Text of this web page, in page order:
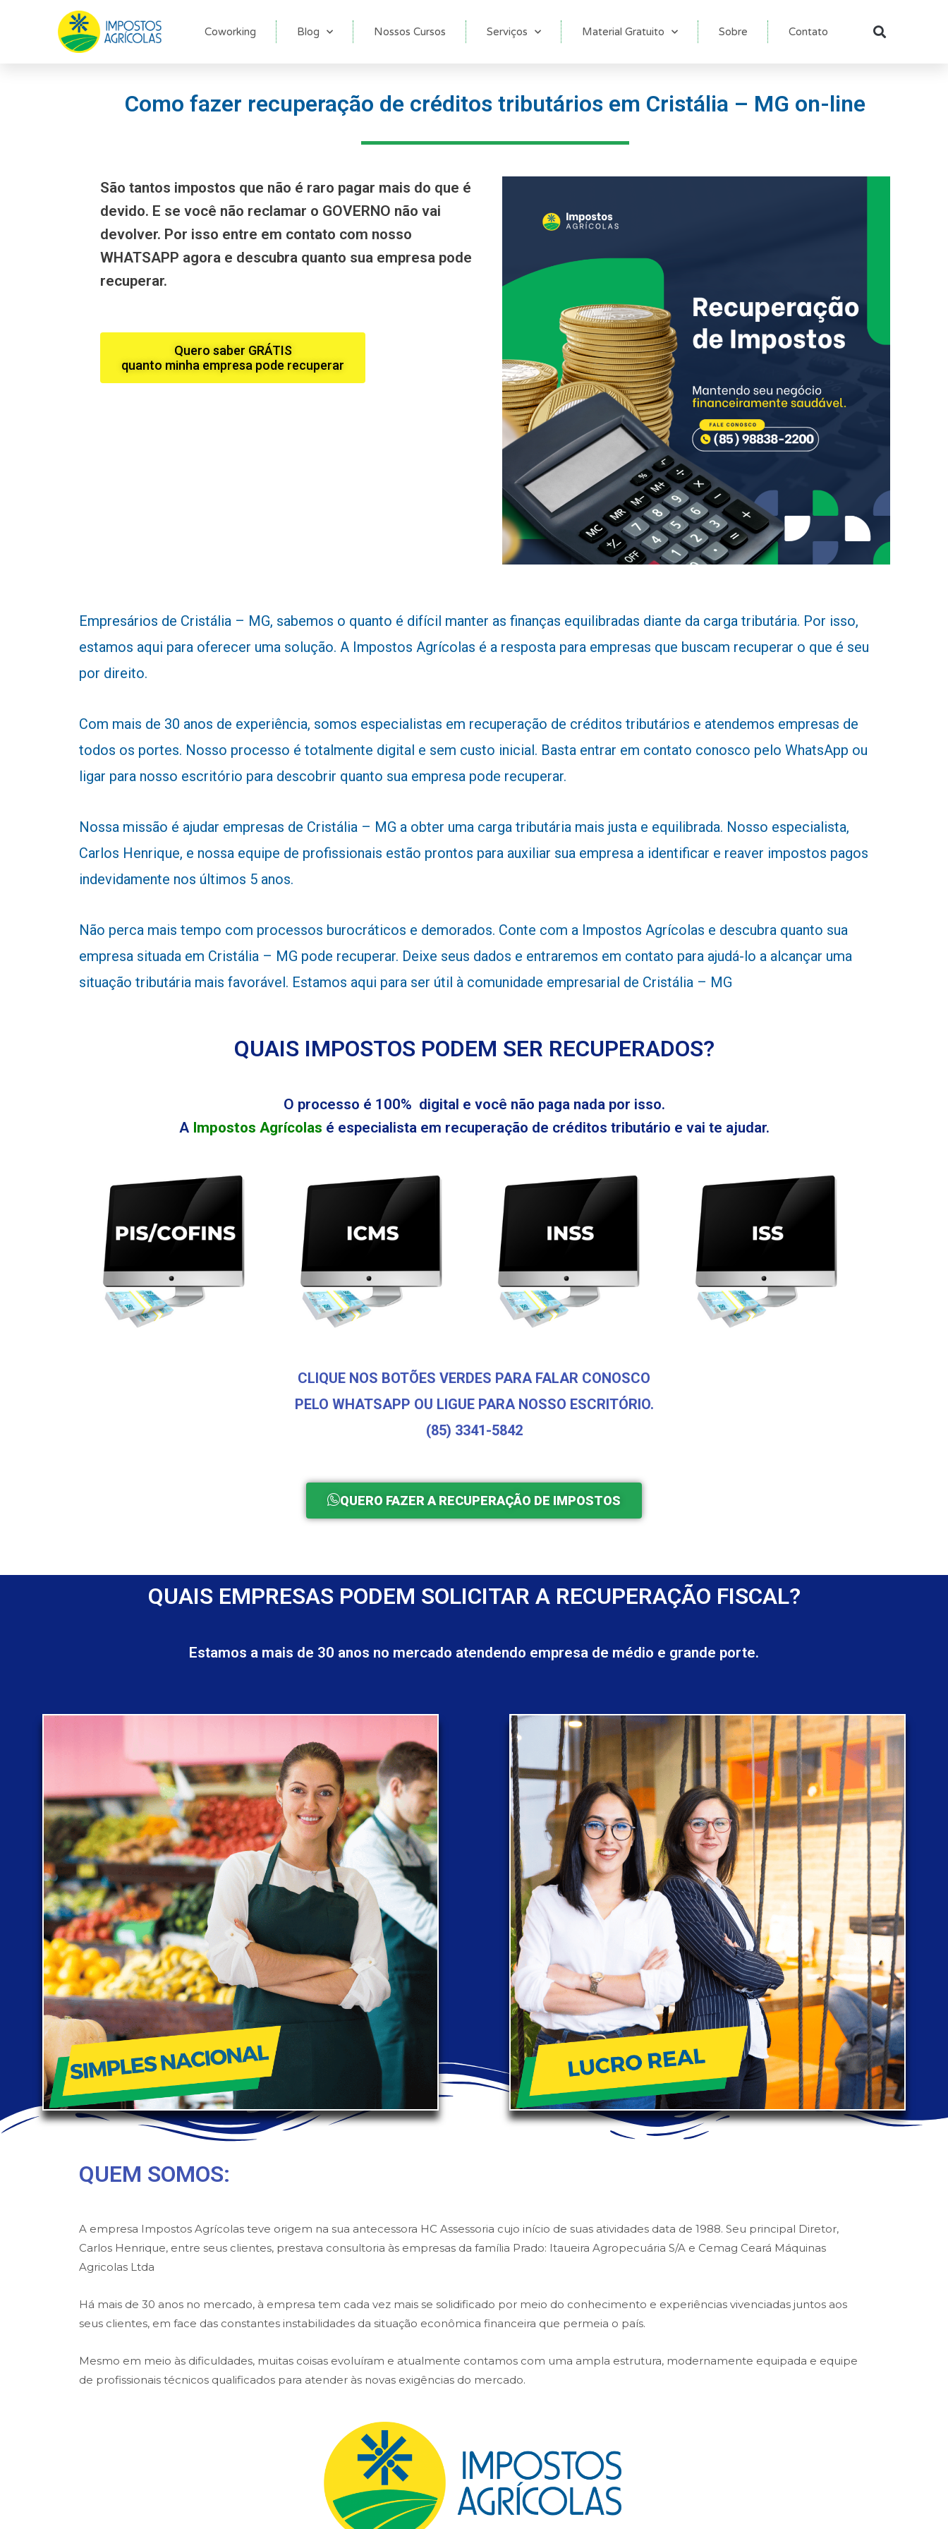
Coworking Blog Nossos Cursos Serviços Material Gratuito Sobre Contato
Como fazer recuperação de créditos tributários em Cristália – MG on-line
São tantos impostos que não é raro pagar mais do que é
devido. E se você não reclamar o GOVERNO não vai
devolver. Por isso entre em contato com nosso
WHATSAPP agora e descubra quanto sua empresa pode
recuperar.
Quero saber GRÁTIS
quanto minha empresa pode recuperar
Empresários de Cristália – MG, sabemos o quanto é difícil manter as finanças equilibradas diante da carga tributária. Por isso,
estamos aqui para oferecer uma solução. A Impostos Agrícolas é a resposta para empresas que buscam recuperar o que é seu
por direito.
Com mais de 30 anos de experiência, somos especialistas em recuperação de créditos tributários e atendemos empresas de
todos os portes. Nosso processo é totalmente digital e sem custo inicial. Basta entrar em contato conosco pelo WhatsApp ou
ligar para nosso escritório para descobrir quanto sua empresa pode recuperar.
Nossa missão é ajudar empresas de Cristália – MG a obter uma carga tributária mais justa e equilibrada. Nosso especialista,
Carlos Henrique, e nossa equipe de profissionais estão prontos para auxiliar sua empresa a identificar e reaver impostos pagos
indevidamente nos últimos 5 anos.
Não perca mais tempo com processos burocráticos e demorados. Conte com a Impostos Agrícolas e descubra quanto sua
empresa situada em Cristália – MG pode recuperar. Deixe seus dados e entraremos em contato para ajudá-lo a alcançar uma
situação tributária mais favorável. Estamos aqui para ser útil à comunidade empresarial de Cristália – MG
QUAIS IMPOSTOS PODEM SER RECUPERADOS?
O processo é 100% digital e você não paga nada por isso.
A Impostos Agrícolas é especialista em recuperação de créditos tributário e vai te ajudar.
CLIQUE NOS BOTÕES VERDES PARA FALAR CONOSCO
PELO WHATSAPP OU LIGUE PARA NOSSO ESCRITÓRIO.
(85) 3341-5842
QUERO FAZER A RECUPERAÇÃO DE IMPOSTOS
QUAIS EMPRESAS PODEM SOLICITAR A RECUPERAÇÃO FISCAL?
Estamos a mais de 30 anos no mercado atendendo empresa de médio e grande porte.
QUEM SOMOS:
A empresa Impostos Agrícolas teve origem na sua antecessora HC Assessoria cujo início de suas atividades data de 1988. Seu principal Diretor,
Carlos Henrique, entre seus clientes, prestava consultoria às empresas da família Prado: Itaueira Agropecuária S/A e Cemag Ceará Máquinas
Agricolas Ltda
Há mais de 30 anos no mercado, à empresa tem cada vez mais se solidificado por meio do conhecimento e experiências vivenciadas juntos aos
seus clientes, em face das constantes instabilidades da situação econômica financeira que permeia o país.
Mesmo em meio às dificuldades, muitas coisas evoluíram e atualmente contamos com uma ampla estrutura, modernamente equipada e equipe
de profissionais técnicos qualificados para atender às novas exigências do mercado.